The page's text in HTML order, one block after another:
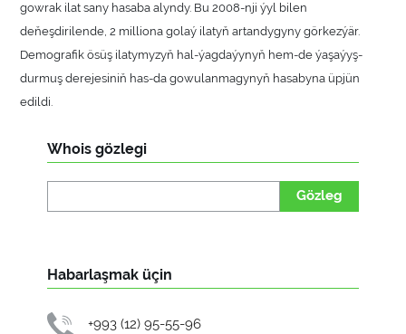
gowrak ilat sany hasaba alyndy. Bu 2008-nji ýyl bilen
deňeşdirilende, 2 milliona golaý ilatyň artandygyny görkezýär.
Demografik ösüş ilatymyzyň hal-ýagdaýynyň hem-de ýaşaýyş-
durmuş derejesiniň has-da gowulanmagynyň hasabyna üpjün
edildi.
Whois gözlegi
Gözleg
Habarlaşmak üçin
+993 (12) 95-55-96